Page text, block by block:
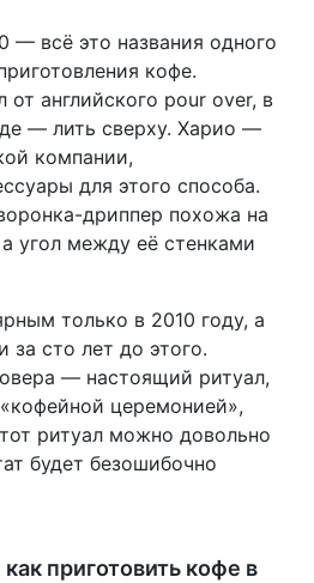
— всё это названия одного
кофе.
английского pour over, в
— лить сверху. Харио —
компании,
для этого способа.
дриппер похожа на
угол между её стенками
только в 2010 году, а
за сто лет до этого.
— настоящий ритуал,
церемонией»,
ритуал можно довольно
будет безошибочно
приготовить кофе в